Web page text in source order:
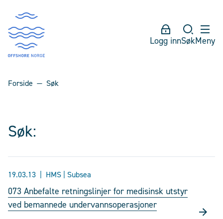
Logg innSøkMeny
Forside Søk
Søk:
19.03.13 HMS | Subsea
073 Anbefalte retningslinjer for medisinsk utstyr
ved bemannede undervannsoperasjoner